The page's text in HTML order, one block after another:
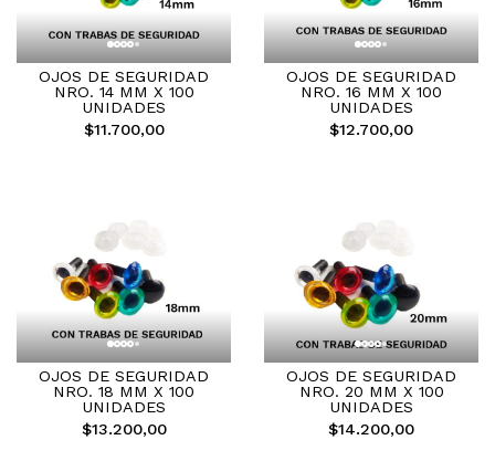
OJOS DE SEGURIDAD
NRO. 14 MM X 100
UNIDADES
$11.700,00
OJOS DE SEGURIDAD
NRO. 16 MM X 100
UNIDADES
$12.700,00
OJOS DE SEGURIDAD
NRO. 18 MM X 100
UNIDADES
$13.200,00
OJOS DE SEGURIDAD
NRO. 20 MM X 100
UNIDADES
$14.200,00